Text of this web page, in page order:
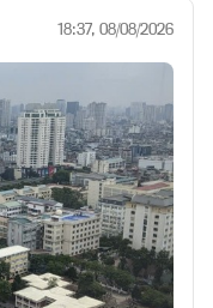
18:37, 08/08/2026